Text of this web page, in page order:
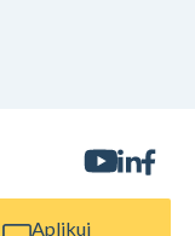
Aplikuj